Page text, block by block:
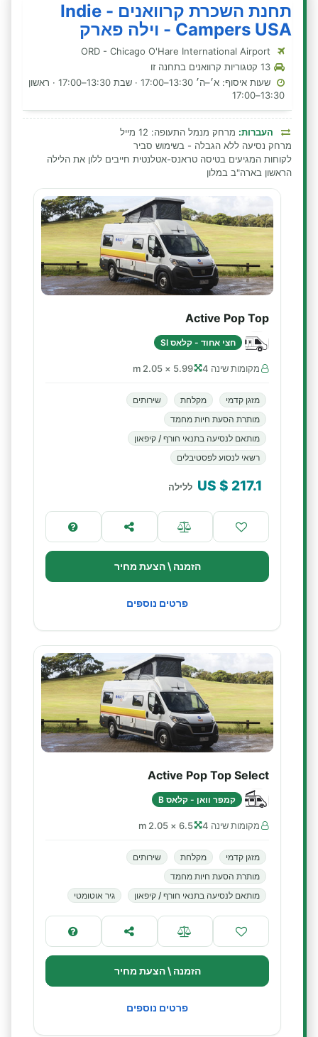
תחנת השכרת קרוואנים - Indie
Campers USA - וילה פארק
שעות איסוף: א׳–ה׳ 13:30–17:00 · שבת 13:30–17:00 · ראשון
13:30–17:00
העברות: מרחק מנמל התעופה: 12 מייל
מרחק נסיעה ללא הגבלה - בשימוש סביר
לקוחות המגיעים בטיסה טראנס-אטלנטית חייבים ללון את הלילה
הראשון בארה"ב במלון
Active Pop Top
חצי אחוד - קלאס SI
מקומות שינה 4 5.99 × 2.05 m
מזגן קדמי מקלחת
שירותים
מותרת הסעת חיות מחמד
מותאם לנסיעה בתנאי חורף / קיפאון
רשאי לנסוע לפסטיבלים
217.1
$ US ללילה
הזמנה \ הצעת מחיר
פרטים נוספים
Active Pop Top Select
קמפר וואן - קלאס B
מקומות שינה 4 6.5 × 2.05 m
מזגן קדמי מקלחת
שירותים
מותרת הסעת חיות מחמד
מותאם לנסיעה בתנאי חורף / קיפאון
גיר אוטומטי
הזמנה \ הצעת מחיר
פרטים נוספים